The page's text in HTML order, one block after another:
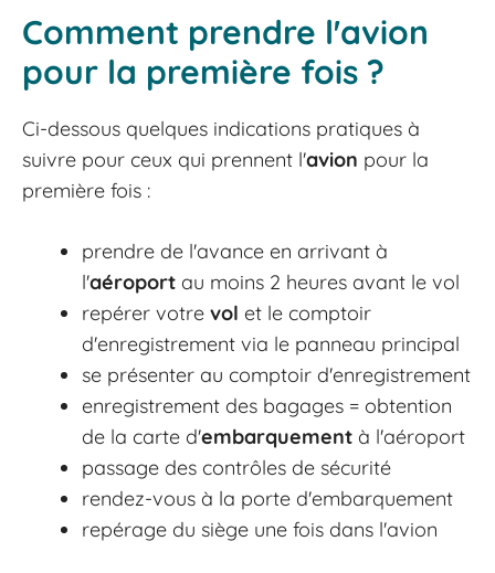
Comment prendre l'avion
pour la première fois ?
Ci-dessous quelques indications pratiques à
suivre pour ceux qui prennent l'avion pour la
première fois :
prendre de l'avance en arrivant à
l'aéroport au moins 2 heures avant le vol
repérer votre vol et le comptoir
d'enregistrement via le panneau principal
se présenter au comptoir d'enregistrement
enregistrement des bagages = obtention
de la carte d'embarquement à l'aéroport
passage des contrôles de sécurité
rendez-vous à la porte d'embarquement
repérage du siège une fois dans l'avion